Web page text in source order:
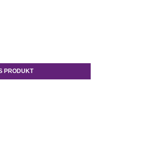
PRODUKT